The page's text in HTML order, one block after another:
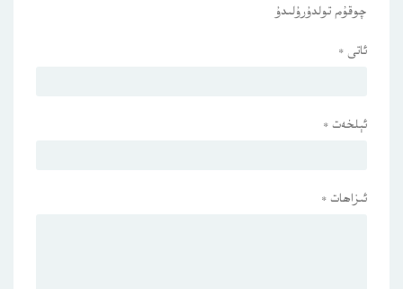
چوقۇم تولدۇرۇلىدۇ
ئاتى *
ئېلخەت *
ئىزاھات *